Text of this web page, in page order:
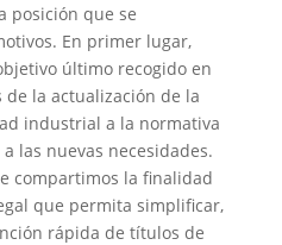
posición que se
En primer lugar,
último recogido en
la actualización de la
industrial a la normativa
las nuevas necesidades.
compartimos la finalidad
que permita simplificar,
rápida de títulos de